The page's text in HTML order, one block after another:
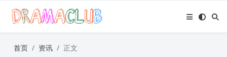
首页 资讯 正文